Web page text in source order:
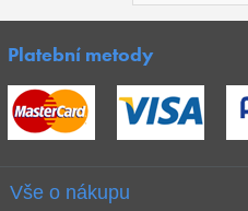
Platební metody
Vše o nákupu